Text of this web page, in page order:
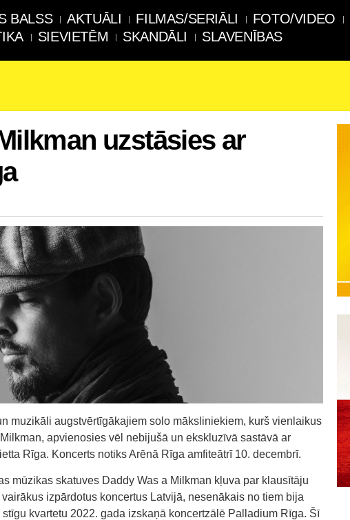
BALSS AKTUĀLI FILMAS/SERIĀLI FOTO/VIDEO
SIEVIETĒM SKANDĀLI SLAVENĪBAS
uzstāsies ar
muzikāli augstvērtīgākajiem solo māksliniekiem, kurš vienlaikus
apvienosies vēl nebijušā un ekskluzīvā sastāvā ar
Rīga. Koncerts notiks Arēnā Rīga amfiteātrī 10. decembrī.
mūzikas skatuves Daddy Was a Milkman kļuva par klausītāju
izpārdotus koncertus Latvijā, nesenākais no tiem bija
kvartetu 2022. gada izskaņā koncertzālē Palladium Rīga. Šī